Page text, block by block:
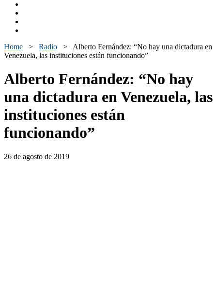
Home > Radio > Alberto Fernández: “No hay una dictadura en
Venezuela, las instituciones están funcionando”
Alberto Fernández: “No hay
una dictadura en Venezuela, las
instituciones están
funcionando”
26 de agosto de 2019